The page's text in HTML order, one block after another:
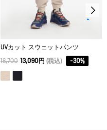
UVカット スウェットパンツ
18,700 13,090円 (税込) -30%